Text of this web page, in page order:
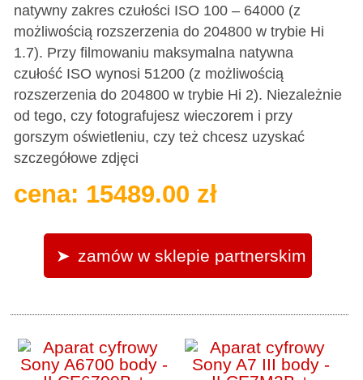
natywny zakres czułości ISO 100 – 64000 (z
możliwością rozszerzenia do 204800 w trybie Hi
1.7). Przy filmowaniu maksymalna natywna
czułość ISO wynosi 51200 (z możliwością
rozszerzenia do 204800 w trybie Hi 2). Niezależnie
od tego, czy fotografujesz wieczorem i przy
gorszym oświetleniu, czy też chcesz uzyskać
szczegółowe zdjęci
cena: 15489.00 zł
zamów w sklepie partnerskim